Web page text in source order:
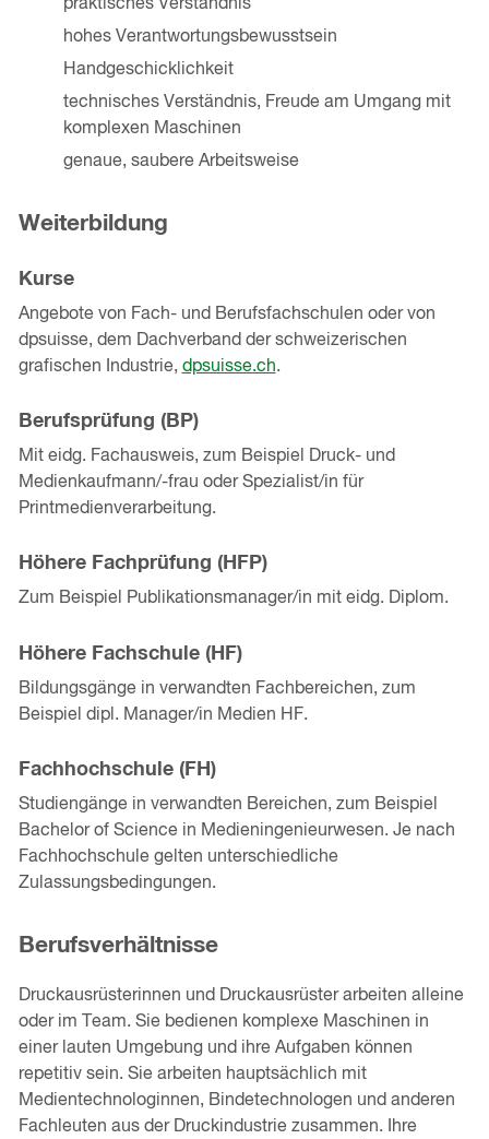
praktisches Verständnis
hohes Verantwortungsbewusstsein
Handgeschicklichkeit
technisches Verständnis, Freude am Umgang mit
komplexen Maschinen
genaue, saubere Arbeitsweise
Weiterbildung
Kurse
Angebote von Fach- und Berufsfachschulen oder von
dpsuisse, dem Dachverband der schweizerischen
grafischen Industrie, dpsuisse.ch.
Berufsprüfung (BP)
Mit eidg. Fachausweis, zum Beispiel Druck- und
Medienkaufmann/-frau oder Spezialist/in für
Printmedienverarbeitung.
Höhere Fachprüfung (HFP)
Zum Beispiel Publikationsmanager/in mit eidg. Diplom.
Höhere Fachschule (HF)
Bildungsgänge in verwandten Fachbereichen, zum
Beispiel dipl. Manager/in Medien HF.
Fachhochschule (FH)
Studiengänge in verwandten Bereichen, zum Beispiel
Bachelor of Science in Medieningenieurwesen. Je nach
Fachhochschule gelten unterschiedliche
Zulassungsbedingungen.
Berufsverhältnisse
Druckausrüsterinnen und Druckausrüster arbeiten alleine
oder im Team. Sie bedienen komplexe Maschinen in
einer lauten Umgebung und ihre Aufgaben können
repetitiv sein. Sie arbeiten hauptsächlich mit
Medientechnologinnen, Bindetechnologen und anderen
Fachleuten aus der Druckindustrie zusammen. Ihre